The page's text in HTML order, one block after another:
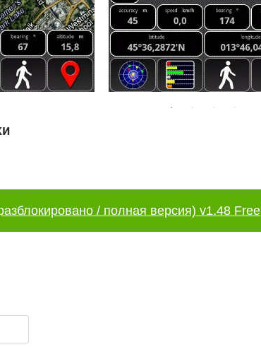
/ полная версия) v1.48 Free